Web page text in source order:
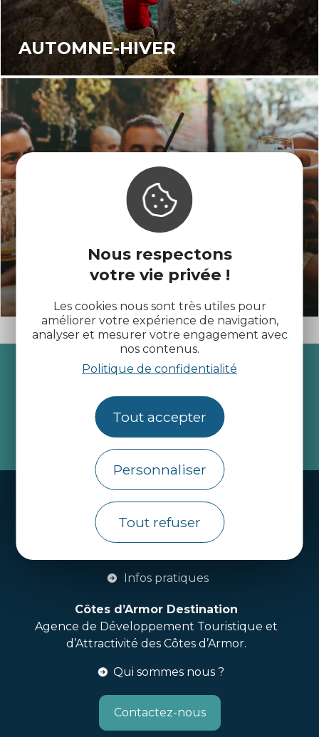
Nous respectons
votre vie privée !
Les cookies nous sont très utiles pour
améliorer votre expérience de navigation,
analyser et mesurer votre engagement avec
nos contenus.
Politique de confidentialité
Tout accepter
Personnaliser
Tout refuser
AUTOMNE-HIVER
SORTIR EN SOIRÉE
Recevez l’actualité des
Côtes d’Armor
je m'abonne
Handi-tourisme
Webcams
Infos pratiques
Côtes d’Armor Destination
Agence de Développement Touristique et
d’Attractivité des Côtes d’Armor.
Qui sommes nous ?
Contactez-nous